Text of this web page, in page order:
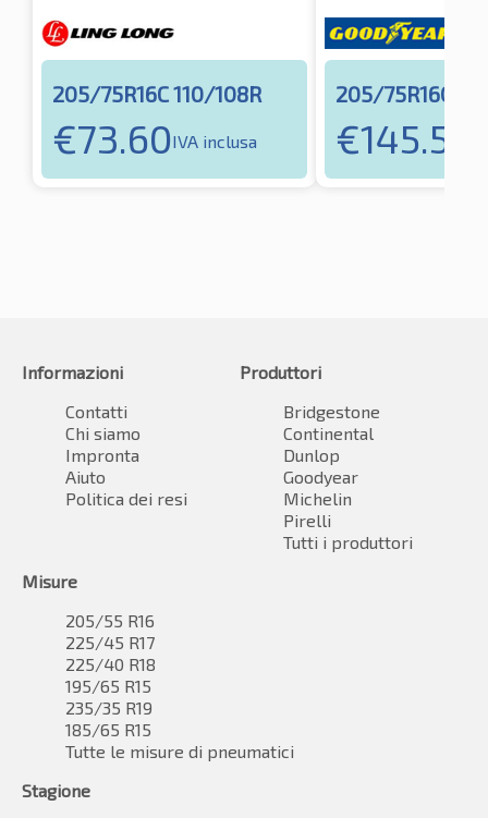
205/75R16C 110/108R
€73.60IVA inclusa
205/75R16C
€145.55
Informazioni
Contatti
Chi siamo
Impronta
Aiuto
Politica dei resi
Produttori
Bridgestone
Continental
Dunlop
Goodyear
Michelin
Pirelli
Tutti i produttori
Misure
205/55 R16
225/45 R17
225/40 R18
195/65 R15
235/35 R19
185/65 R15
Tutte le misure di pneumatici
Stagione